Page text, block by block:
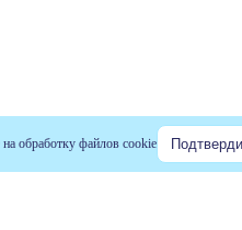
на обработку файлов cookie